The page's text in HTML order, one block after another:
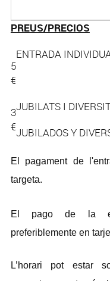
PREUS/PRECIOS
5
€
ENTRADA
(NIÑOS A
3
€
JUBILATS I
JUBILADOS Y
El pagament de
targeta.
El pago de la
preferiblemente en
L’horari pot estar